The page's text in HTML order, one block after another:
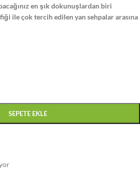
en şık dokunuşlardan biri
ile çok tercih edilen yan sehpalar arasına
SEPETE EKLE